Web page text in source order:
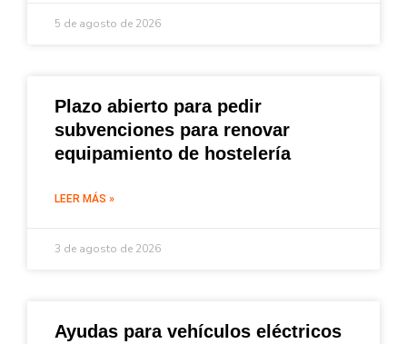
5 de agosto de 2026
Plazo abierto para pedir
subvenciones para renovar
equipamiento de hostelería
LEER MÁS »
3 de agosto de 2026
Ayudas para vehículos eléctricos